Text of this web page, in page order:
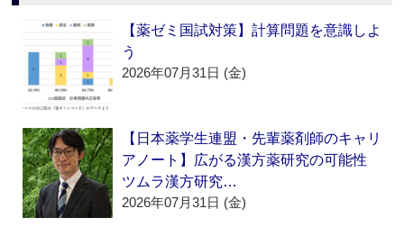
【薬ゼミ国試対策】計算問題を意識しよ
う
2026年07月31日 (金)
【日本薬学生連盟・先輩薬剤師のキャリ
アノート】広がる漢方薬研究の可能性
ツムラ漢方研究…
2026年07月31日 (金)